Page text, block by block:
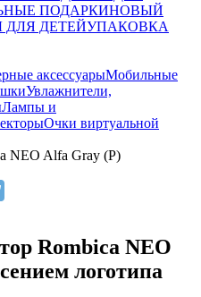
ПОДАРКИНОВЫЙ
ДЛЯ ДЕТЕЙУПАКОВКА
аксессуарыМобильные
Увлажнители,
Лампы и
Очки виртуальной
NEO Alfa Gray (Р)
Rombica NEO
логотипа